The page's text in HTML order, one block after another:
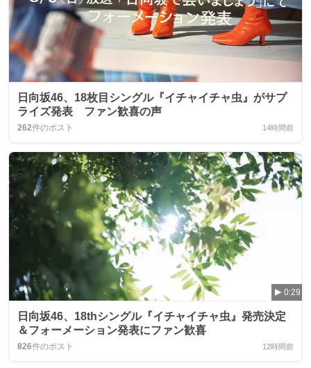
日向坂46、18枚目シングル『イチャイチャ虫』がサプ
ライズ発表 ファン歓喜の声
262件のポスト 14時間前
0:29
日向坂46、18thシングル『イチャイチャ虫』発売決定
＆フォーメーション発表にファン歓喜
826件のポスト 12時間前